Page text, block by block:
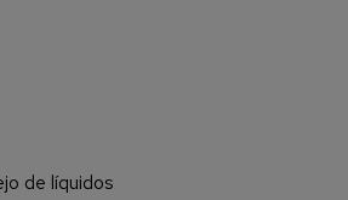
de líquidos